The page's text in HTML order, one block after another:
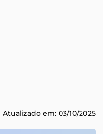
Atualizado em: 03/10/2025